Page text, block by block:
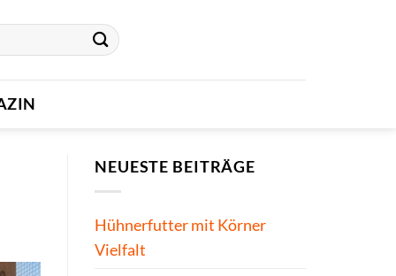
NEUESTE BEITRÄGE
Hühnerfutter mit Körner
Vielfalt